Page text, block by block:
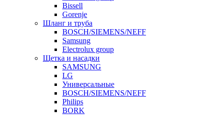
Bissell
Gorenje
Шланг и труба
BOSCH/SIEMENS/NEFF
Samsung
Electrolux group
Щетка и насадки
SAMSUNG
LG
Универсальные
BOSCH/SIEMENS/NEFF
Philips
BORK